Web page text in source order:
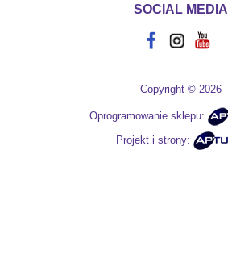
SOCIAL MEDIA
Copyright © 2026
Oprogramowanie sklepu:
Projekt i strony: